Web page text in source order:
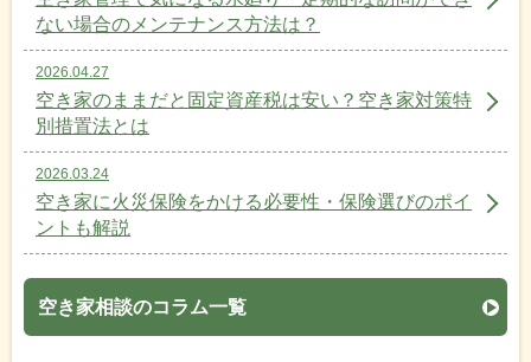
ない場合のメンテナンス方法は？
2026.04.27
空き家のままだと固定資産税は安い？空き家対策特
別措置法とは
2026.03.24
空き家に火災保険をかける必要性・保険選びのポイ
ントも解説
空き家相談のコラム一覧